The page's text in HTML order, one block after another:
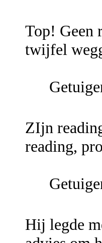
Top! Geen
twijfel
ZIjn
reading,
Hij legde